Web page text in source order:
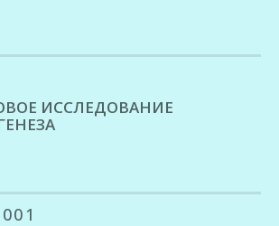
ИССЛЕДОВАНИЕ